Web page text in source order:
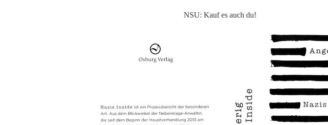
NSU: Kauf es auch du!